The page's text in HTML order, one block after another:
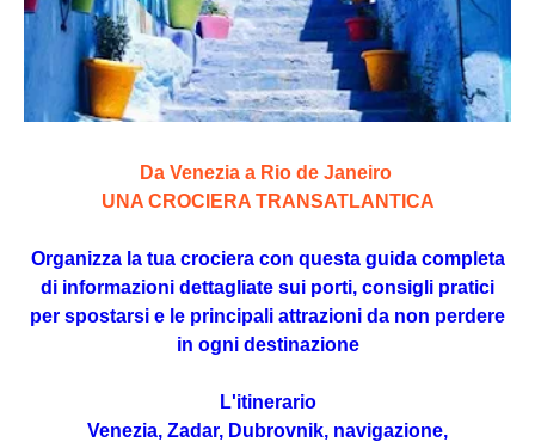
Da Venezia a Rio de Janeiro
UNA CROCIERA TRANSATLANTICA
Organizza la tua crociera con questa guida completa
di informazioni dettagliate sui porti, consigli pratici
per spostarsi e le principali attrazioni da non perdere
in ogni destinazione
L'itinerario
Venezia, Zadar, Dubrovnik, navigazione,